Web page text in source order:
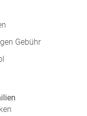
Gebühr